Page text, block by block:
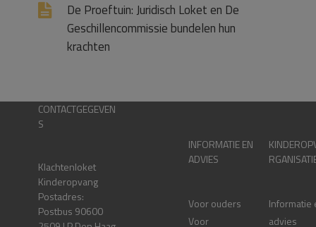
De Proeftuin: Juridisch Loket en De
Geschillencommissie bundelen hun
krachten
CONTACTGEGEVEN
S
Klachtenloket
Kinderopvang
Postadres:
Postbus 90600
INFORMATIE EN
ADVIES
Voor ouders
Voor
Informatie
advies